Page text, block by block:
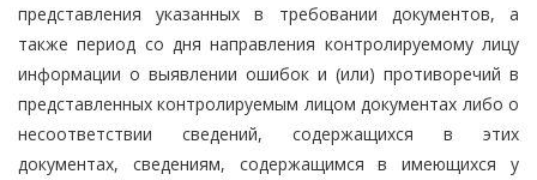
представления указанных в требовании документов, а
также период со дня направления контролируемому лицу
информации о выявлении ошибок и (или) противоречий в
представленных контролируемым лицом документах либо о
несоответствии сведений, содержащихся в этих
документах, сведениям, содержащимся в имеющихся у